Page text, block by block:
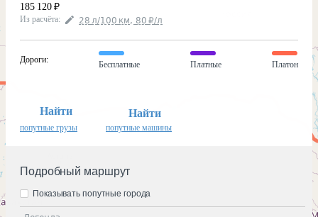
185 120 ₽
Из расчёта: 28 л/100 км, 80 ₽/л
Дороги:
Бесплатные Платные Платон
Найти
попутные грузы
Найти
попутные машины
Подробный маршрут
Показывать попутные города